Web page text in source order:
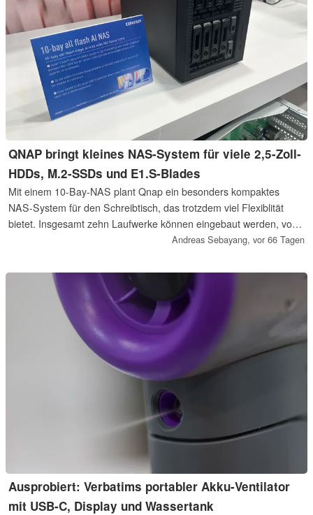
QNAP bringt kleines NAS-System für viele 2,5-Zoll-
HDDs, M.2-SSDs und E1.S-Blades
Mit einem 10-Bay-NAS plant Qnap ein besonders kompaktes
NAS-System für den Schreibtisch, das trotzdem viel Flexiblität
bietet. Insgesamt zehn Laufwerke können eingebaut werden, von
der Festplatte über eine M.2-SSD bis hin zu den praktischen
erweitert werden.
Andreas Sebayang, vor 66 Tagen
Ausprobiert: Verbatims portabler Akku-Ventilator
mit USB-C, Display und Wassertank